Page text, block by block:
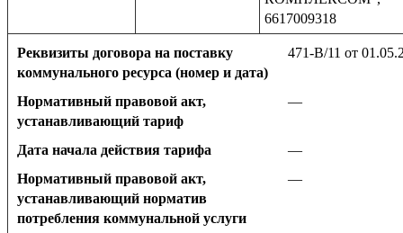
6617009318
Реквизиты договора на поставку
коммунального ресурса (номер и дата)
471-В/11 от
Нормативный правовой акт,
устанавливающий тариф
—
Дата начала действия тарифа
—
Нормативный правовой акт,
устанавливающий норматив
потребления коммунальной услуги
—